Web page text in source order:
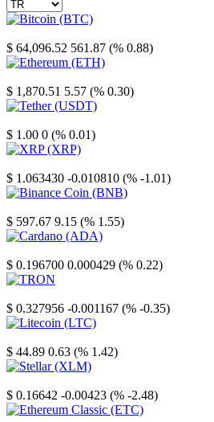
$ 64,096.52 561.87 (% 0.88)
$ 1,870.51 5.57 (% 0.30)
$ 1.00 0 (% 0.01)
$ 1.063430 -0.010810 (% -1.01)
$ 597.67 9.15 (% 1.55)
$ 0.196700 0.000429 (% 0.22)
$ 0.327956 -0.001167 (% -0.35)
$ 44.89 0.63 (% 1.42)
$ 0.16642 -0.00423 (% -2.48)